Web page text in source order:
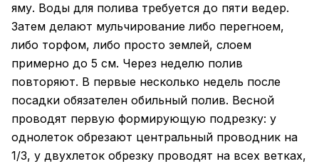
яму. Воды для полива требуется до пяти ведер.
Затем делают мульчирование либо перегноем,
либо торфом, либо просто землей, слоем
примерно до 5 см. Через неделю полив
повторяют. В первые несколько недель после
посадки обязателен обильный полив. Весной
проводят первую формирующую подрезку: у
однолеток обрезают центральный проводник на
1/3, у двухлеток обрезку проводят на всех ветках,